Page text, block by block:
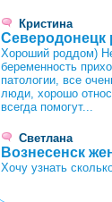
Кристина
Хороший роддом)
беременность
патологии, все
люди, хорошо
всегда помогут...
Светлана
Вознесенск
Хочу узнать